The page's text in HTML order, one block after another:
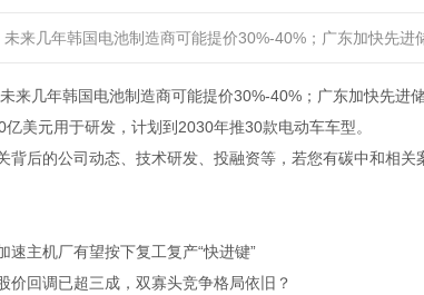
来几年韩国电池制造商可能提价30%-40%；广东加快先进
几年韩国电池制造商可能提价30%-40%；广东加快先进
美元用于研发，计划到2030年推30款电动车车型。
后的公司动态、技术研发、投融资等，若您有碳中和相关
主机厂有望按下复工复产“快进键”
回调已超三成，双寡头竞争格局依旧？